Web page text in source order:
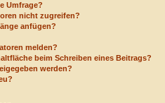
Umfrage?
nicht zugreifen?
anfügen?
melden?
beim Schreiben eines Beitrags?
werden?